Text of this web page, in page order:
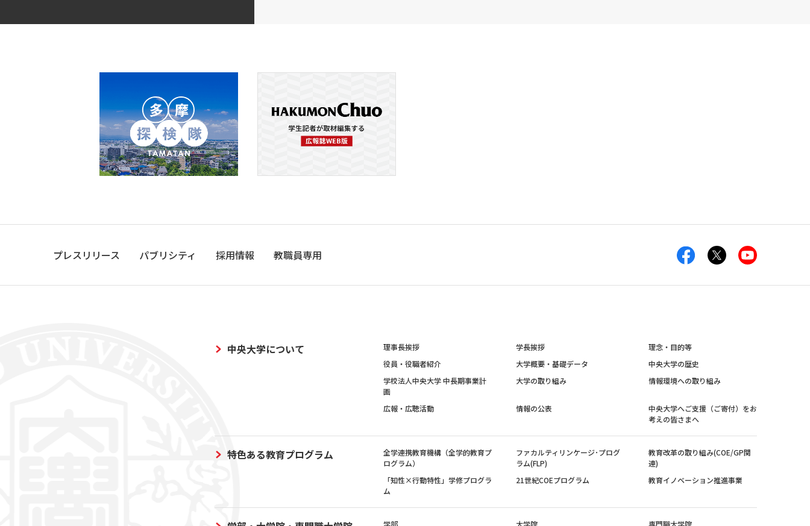
プレスリリース パブリシティ 採用情報 教職員専用
中央大学について 理事長挨拶 学長挨拶
理念・目的等
役員・役職者紹介
大学概要・基礎データ
中央大学の歴史
学校法人中央大学 中長期事業計
画
大学の取り組み 情報環境への取り組み
広報・広聴活動 情報の公表
中央大学へご支援（ご寄付）をお
考えの皆さまへ
特色ある教育プログラム
全学連携教育機構（全学的教育プ
ログラム）
ファカルティリンケージ･プログ
ラム(FLP)
教育改革の取り組み(COE/GP関
連)
「知性×行動特性」学修プログラ
ム
21世紀COEプログラム 教育イノベーション推進事業